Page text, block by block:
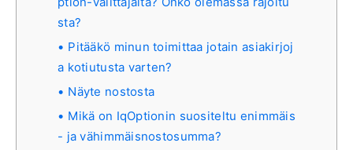
sta?
Pitääkö minun toimittaa jotain asiakirjoj
a kotiutusta varten?
Näyte nostosta
Mikä on IqOptionin suositeltu enimmäis
- ja vähimmäisnostosumma?